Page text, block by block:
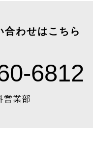
合わせはこちら
6812
営業部